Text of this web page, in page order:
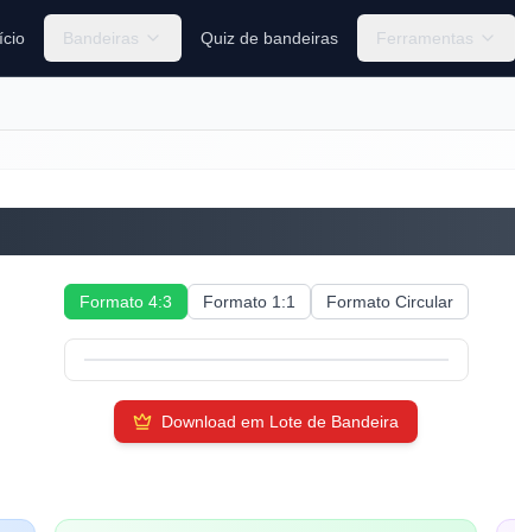
Bandeiras Quiz de bandeiras Ferramentas
Formato 4:3 Formato 1:1 Formato Circular
Download em Lote de Bandeira